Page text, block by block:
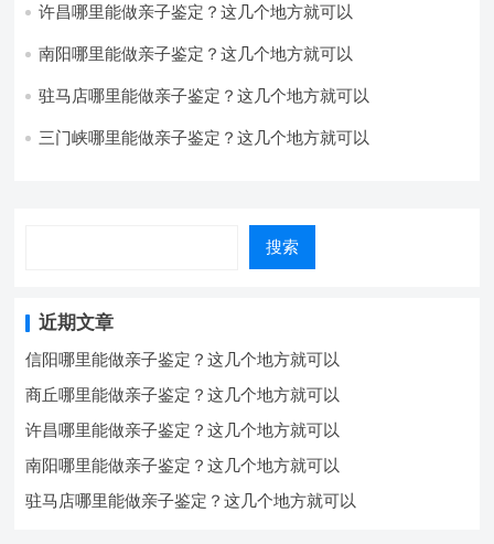
许昌哪里能做亲子鉴定？这几个地方就可以
南阳哪里能做亲子鉴定？这几个地方就可以
驻马店哪里能做亲子鉴定？这几个地方就可以
三门峡哪里能做亲子鉴定？这几个地方就可以
搜索
近期文章
信阳哪里能做亲子鉴定？这几个地方就可以
商丘哪里能做亲子鉴定？这几个地方就可以
许昌哪里能做亲子鉴定？这几个地方就可以
南阳哪里能做亲子鉴定？这几个地方就可以
驻马店哪里能做亲子鉴定？这几个地方就可以